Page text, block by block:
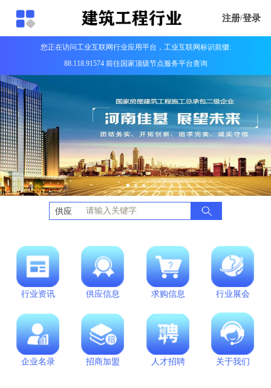
注册/登录
您正在访问工业互联网行业应用平台，工业互联网标识前缀:
88.118.91574 前往国家顶级节点服务平台查询
供应
行业资讯 供应信息 求购信息 行业展会
企业名录 招商加盟 人才招聘 关于我们